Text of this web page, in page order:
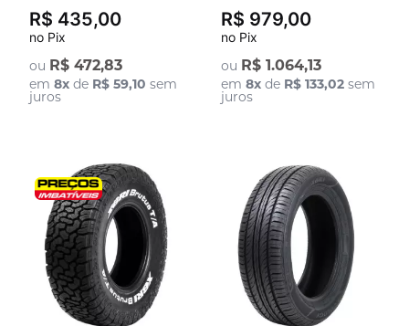
ou R$ 472,83
em8x de R$ 59,10 sem
juros
R$ 435,00
no Pix
ou R$ 1.064,13
em 8xde R$ 133,02sem
juros
R$ 979,00
no Pix